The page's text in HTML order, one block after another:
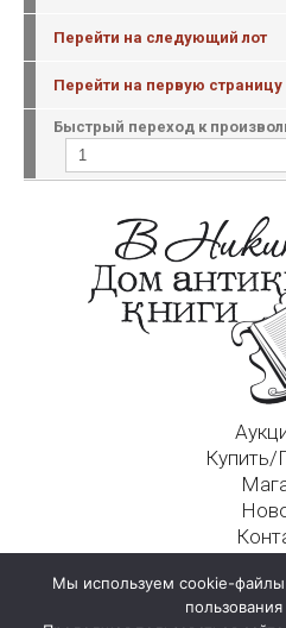
Перейти на следующий лот
Перейти на первую страницу
Быстрый переход к
Купить/
125009, г. Москва,
Мы используем cookie-